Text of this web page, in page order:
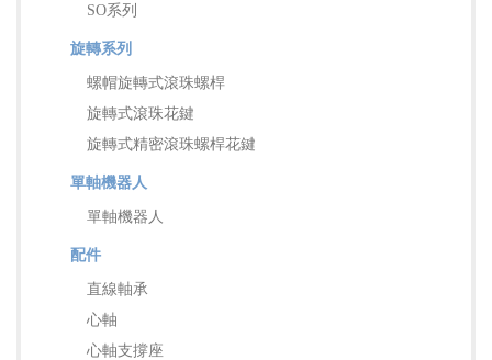
SO系列
旋轉系列
螺帽旋轉式滾珠螺桿
旋轉式滾珠花鍵
旋轉式精密滾珠螺桿花鍵
單軸機器人
單軸機器人
配件
直線軸承
心軸
心軸支撐座